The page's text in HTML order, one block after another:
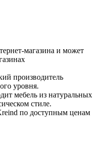
магазина и может
производитель
уровня.
мебель из натуральных
стиле.
по доступным ценам